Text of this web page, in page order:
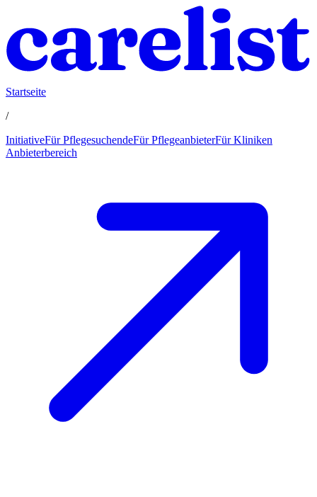
Startseite
/
InitiativeFür PflegesuchendeFür PflegeanbieterFür Kliniken
Anbieterbereich